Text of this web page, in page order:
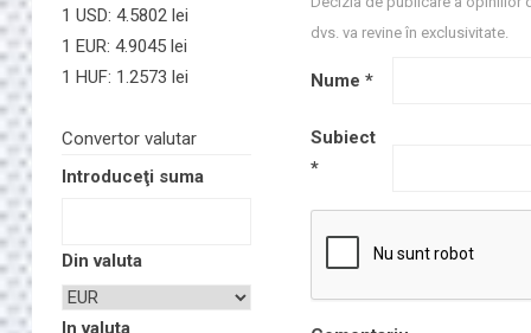
1 USD: 4.5802 lei
1 EUR: 4.9045 lei
1 HUF: 1.2573 lei
Convertor valutar
Introduceţi suma
Din valuta
In valuta
dvs. va revine în exclusivitate.
Nume *
Subiect
*